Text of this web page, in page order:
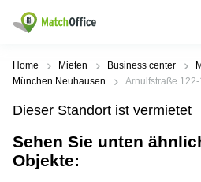
Mieten / Vermieten
Produktseiten
Büro
mieten
Beliebte
Städte
Büro
mieten
Beliebte
Suchanfragen
Regus
Dortmund
Hilfe
Über uns
Home Mieten Business center
München Neuhausen
Arnulfstraße 122-
Dieser Standort ist vermietet
Sehen Sie unten
Objekte: